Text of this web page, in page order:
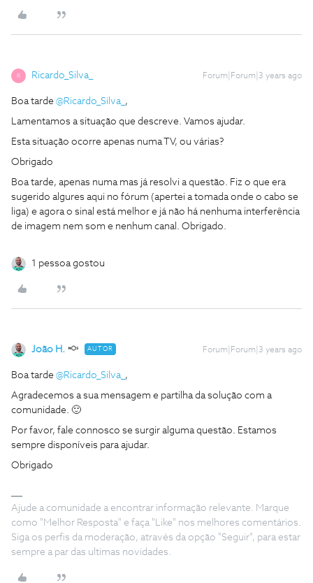
R Ricardo_Silva_ Forum|Forum|3 years ago
Boa tarde @Ricardo_Silva_ ,
Lamentamos a situação que descreve. Vamos ajudar.
Esta situação ocorre apenas numa TV, ou várias?
Obrigado
Boa tarde, apenas numa mas já resolvi a questão. Fiz o que era
sugerido algures aqui no fórum (apertei a tomada onde o cabo se
liga) e agora o sinal está melhor e já não há nenhuma interferência
de imagem nem som e nenhum canal. Obrigado.
1 pessoa gostou
João H. AUTOR Forum|Forum|3 years ago
Boa tarde @Ricardo_Silva_ ,
Agradecemos a sua mensagem e partilha da solução com a
comunidade. 🙂
Por favor, fale connosco se surgir alguma questão. Estamos
sempre disponíveis para ajudar.
Obrigado
Ajude a comunidade a encontrar informação relevante. Marque
como "Melhor Resposta" e faça "Like" nos melhores comentários.
Siga os perfis da moderação, através da opção "Seguir", para estar
sempre a par das ultimas novidades.